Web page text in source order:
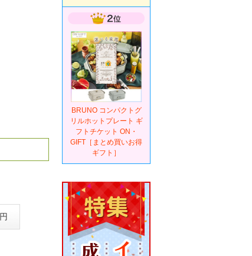
BRUNO コンパクトグ
リルホットプレート ギ
フトチケット ON・
GIFT［まとめ買いお得
ギフト］